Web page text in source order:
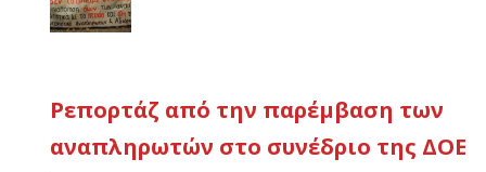
Ρεπορτάζ από την παρέμβαση των
αναπληρωτών στο συνέδριο της ΔΟΕ